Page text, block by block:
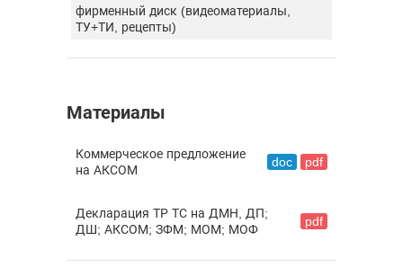
фирменный диск (видеоматериалы,
ТУ+ТИ, рецепты)
Материалы
Коммерческое предложение
на АКСОМ
doc pdf
Декларация ТР ТС на ДМН, ДП;
ДШ; АКСОМ; ЗФМ; МОМ; МОФ
pdf